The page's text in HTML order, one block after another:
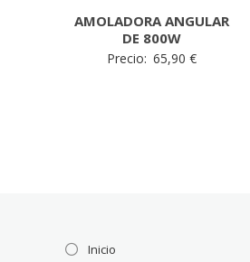
AMOLADORA ANGULAR
DE 800W
Precio: 65,90€
Inicio